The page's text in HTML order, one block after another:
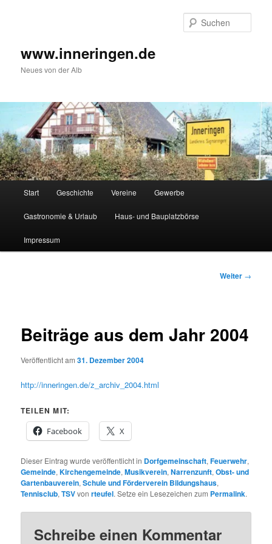
www.inneringen.de
Neues von der Alb
Start Geschichte Vereine Gewerbe
Gastronomie & Urlaub Haus- und Bauplatzbörse
Impressum
Weiter →
Beiträge aus dem Jahr 2004
Veröffentlicht am31. Dezember 2004
http://inneringen.de/z_archiv_2004.html
TEILEN MIT:
Facebook
X
Dieser Eintrag wurde veröffentlicht in Dorfgemeinschaft,Feuerwehr,
Gemeinde,Kirchengemeinde,Musikverein,Narrenzunft,Obst- und
Gartenbauverein,Schule und Förderverein Bildungshaus,
Tennisclub,TSVvonrteufel. Setze ein Lesezeichen zum Permalink.
Schreibe einen Kommentar